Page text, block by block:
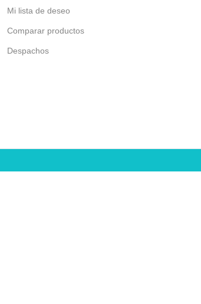
Mi lista de deseo
Comparar productos
Despachos